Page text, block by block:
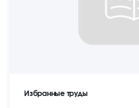
Избранные труды